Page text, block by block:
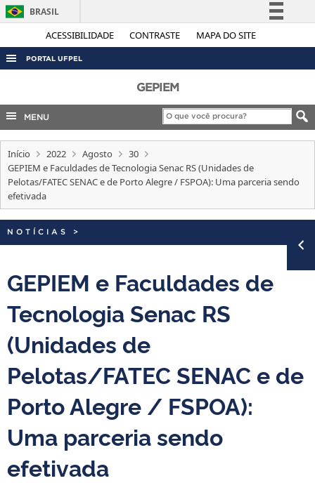
ACESSIBILIDADE CONTRASTE MAPA DO SITE
BRASIL
Simplifique!
Legislação
Canais
PORTAL UFPEL
AUDITORIA
COBALTO
CONCURSOS
EDITAIS
INTERNACIONAL
GEPIEM
MENU
Início 2022 Agosto
30
GEPIEM e Faculdades de Tecnologia Senac RS (Unidades de
Pelotas/FATEC SENAC e de Porto Alegre / FSPOA): Uma parceria sendo
efetivada
NOTÍCIAS >
GEPIEM e Faculdades de
Tecnologia Senac RS
(Unidades de
Pelotas/FATEC SENAC e de
Porto Alegre / FSPOA):
Uma parceria sendo
efetivada